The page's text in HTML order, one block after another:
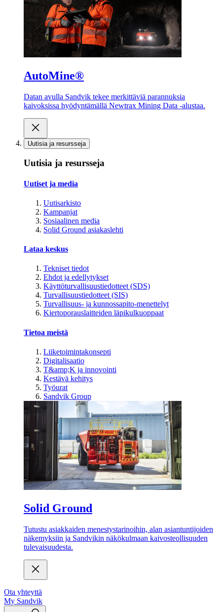
AutoMine®
Datan avulla Sandvik tekee merkittäviä parannuksia
kaivoksissa hyödyntämällä Newtrax Mining Data -alustaa.
Uutisia ja resursseja
Uutisia ja resursseja
Uutiset ja media
Uutisarkisto
Kampanjat
Sosiaalinen media
Solid Ground asiakaslehti
Lataa keskus
Tekniset tiedot
Ehdot ja edellytykset
Käyttöturvallisuustiedotteet (SDS)
Turvallisuustiedotteet (SIS)
Turvallisuus- ja kunnossapito-menettelyt
Kiertoporauslaitteiden läpikulkuoppaat
Tietoa meistä
Liiketoimintakonsepti
Digitalisaatio
T&amp;K ja innovointi
Kestävä kehitys
Työurat
Sandvik Group
Solid Ground
Tutustu asiakkaiden menestystarinoihin, alan asiantuntijoiden
näkemyksiin ja Sandvikin näkökulmaan kaivosteollisuuden
tulevaisuudesta.
Ota yhteyttä
My Sandvik